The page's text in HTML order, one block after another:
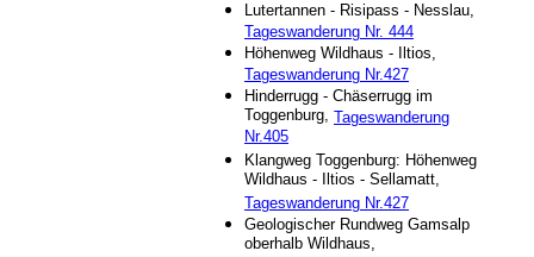
Lutertannen - Risipass - Nesslau,
Tageswanderung Nr. 444
Höhenweg Wildhaus - Iltios,
Tageswanderung Nr.427
Hinderrugg - Chäserrugg im
Toggenburg, Tageswanderung
Nr.405
Klangweg Toggenburg: Höhenweg
Wildhaus - Iltios - Sellamatt,
Tageswanderung Nr.427
Geologischer Rundweg Gamsalp
oberhalb Wildhaus,